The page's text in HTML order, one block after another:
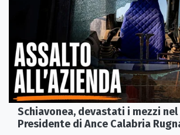
Schiavonea, devastati i mezzi
Presidente di Ance Calabria